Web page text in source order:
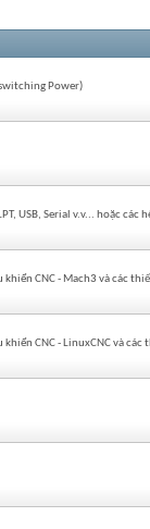
Power)
USB, Serial v.v... hoặc các
CNC - Mach3 và các
CNC - LinuxCNC và các